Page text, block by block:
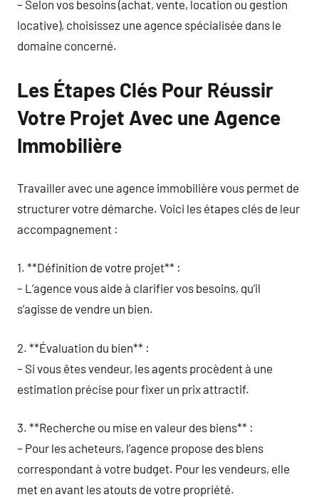
– Selon vos besoins (achat, vente, location ou gestion
locative), choisissez une agence spécialisée dans le
domaine concerné.
Les Étapes Clés Pour Réussir
Votre Projet Avec une Agence
Immobilière
Travailler avec une agence immobilière vous permet de
structurer votre démarche. Voici les étapes clés de leur
accompagnement :
1. **Définition de votre projet** :
– L’agence vous aide à clarifier vos besoins, qu’il
s’agisse de vendre un bien.
2. **Évaluation du bien** :
– Si vous êtes vendeur, les agents procèdent à une
estimation précise pour fixer un prix attractif.
3. **Recherche ou mise en valeur des biens** :
– Pour les acheteurs, l’agence propose des biens
correspondant à votre budget. Pour les vendeurs, elle
met en avant les atouts de votre propriété.